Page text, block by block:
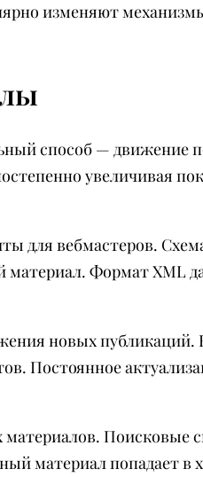
изменяют
способ — движение
увеличивая
для вебмастеров.
Формат XML
новых
Постоянное
Поисковые
материал попадает в